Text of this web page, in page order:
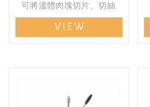
可將溫體肉塊切片、切絲、切丁
VIEW